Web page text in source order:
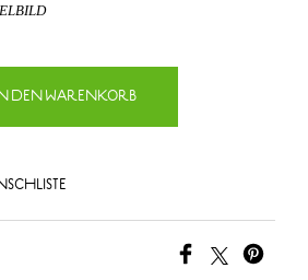
DEN WARENKORB